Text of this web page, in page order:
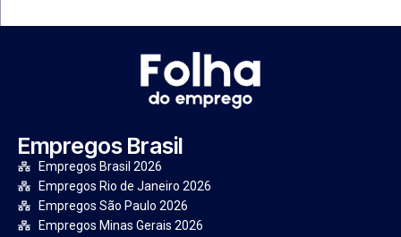
Empregos Brasil
Empregos Brasil 2026
Empregos Rio de Janeiro 2026
Empregos São Paulo 2026
Empregos Minas Gerais 2026